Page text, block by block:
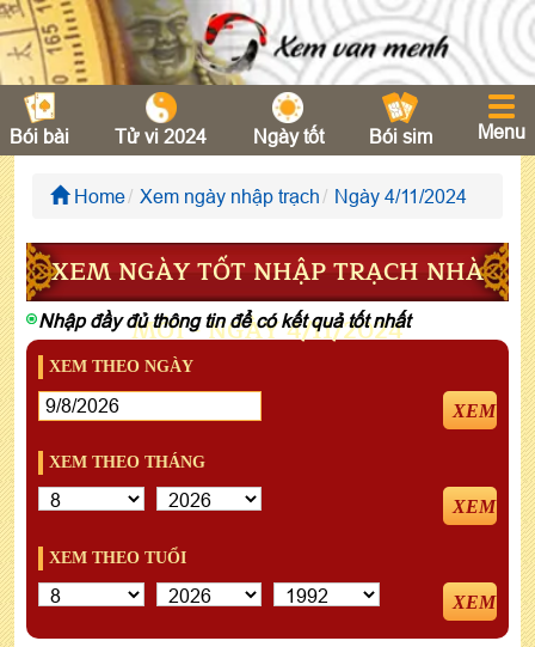
Bói bài Tử vi 2024 Ngày tốt Bói sim Menu
Home Xem ngày nhập trạch Ngày 4/11/2024
XEM NGÀY TỐT NHẬP TRẠCH NHÀ
MỚI - NGÀY 4/11/2024
Nhập đầy đủ thông tin để có kết quả tốt nhất
XEM THEO NGÀY
XEM
XEM THEO THÁNG
XEM
XEM THEO TUỔI
XEM